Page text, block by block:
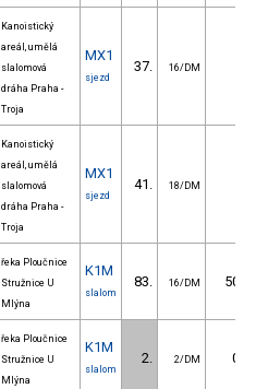
Kanoistický
areál, umělá
slalomová
dráha Praha -
Troja
MX1
sjezd
37. 16/DM
Kanoistický
areál, umělá
slalomová
dráha Praha -
Troja
MX1
sjezd
41. 18/DM
řeka Ploučnice
Stružnice U
Mlýna
K1M
slalom
83. 16/DM 50.30
řeka Ploučnice
Stružnice U
Mlýna
K1M
slalom
2. 2/DM 0.30